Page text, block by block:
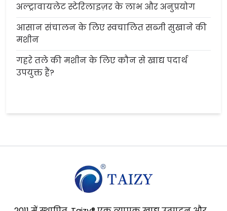
अल्ट्रावायलेट स्टेरिलाइज़र के लाभ और अनुप्रयोग
आसान संचालन के लिए स्वचालित सब्जी सुखाने की
मशीन
गहरे तले की मशीन के लिए कौन से खाद्य पदार्थ
उपयुक्त हैं?